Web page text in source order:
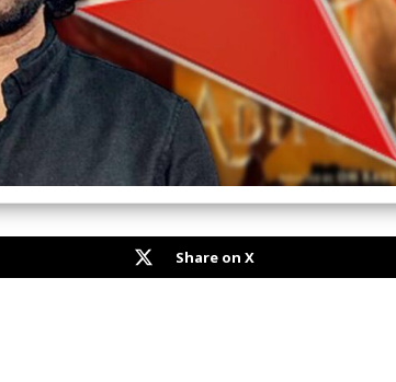
Share on X